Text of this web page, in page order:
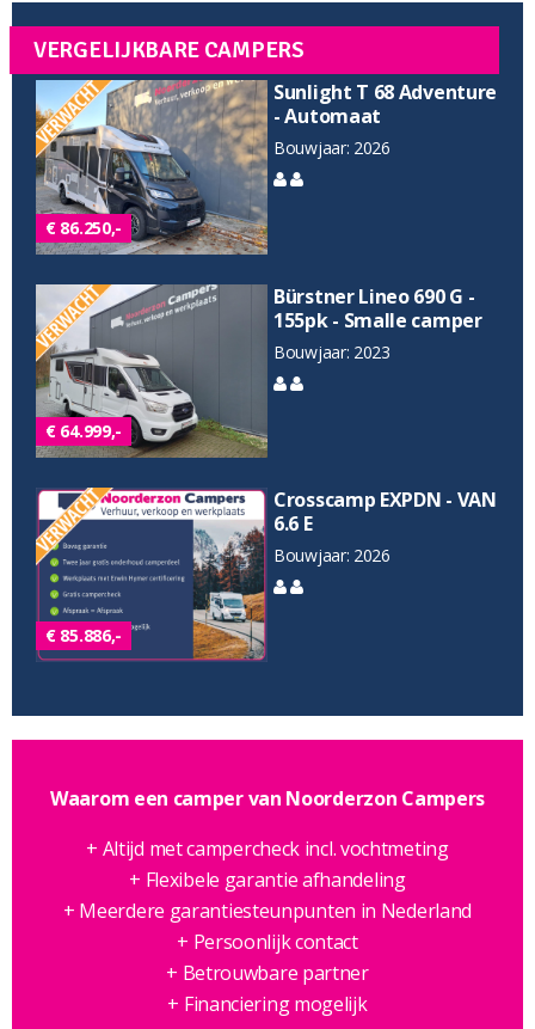
VERGELIJKBARE CAMPERS
€ 86.250,-
Sunlight T 68 Adventure
- Automaat
Bouwjaar: 2026
€ 64.999,-
Bürstner Lineo 690 G -
155pk - Smalle camper
Bouwjaar: 2023
€ 85.886,-
Crosscamp EXPDN - VAN
6.6 E
Bouwjaar: 2026
Waarom een camper van Noorderzon Campers
+ Altijd met campercheck incl. vochtmeting
+ Flexibele garantie afhandeling
+ Meerdere garantiesteunpunten in Nederland
+ Persoonlijk contact
+ Betrouwbare partner
+ Financiering mogelijk